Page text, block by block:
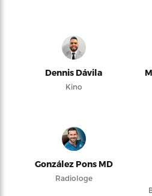
Dennis Dávila
Kino
González Pons MD
Radiologe